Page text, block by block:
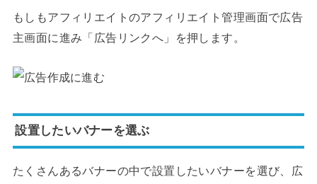
もしもアフィリエイトのアフィリエイト管理画面で広告
主画面に進み「広告リンクへ」を押します。
設置したいバナーを選ぶ
たくさんあるバナーの中で設置したいバナーを選び、広